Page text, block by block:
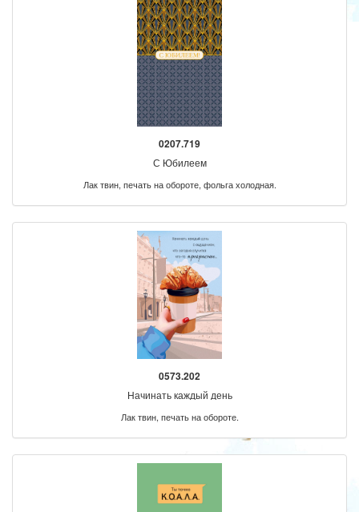
0207.719
С Юбилеем
Лак твин, печать на обороте, фольга холодная.
0573.202
Начинать каждый день
Лак твин, печать на обороте.